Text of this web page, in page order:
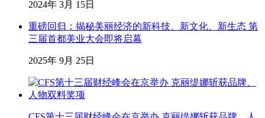
2024年 3月 15日
重磅回归：揭秘美丽经济的新科技、新文化、新生态 第
三届首都美业大会即将启幕
2025年 9月 25日